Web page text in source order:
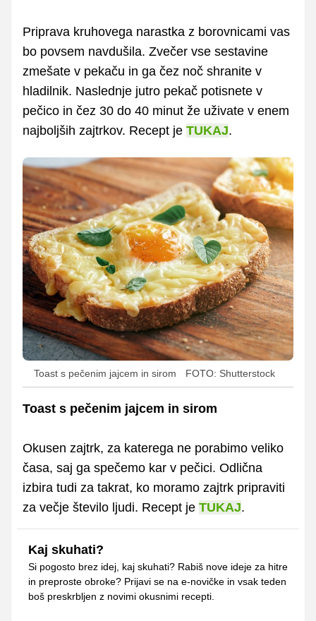
Priprava kruhovega narastka z borovnicami vas
bo povsem navdušila. Zvečer vse sestavine
zmešate v pekaču in ga čez noč shranite v
hladilnik. Naslednje jutro pekač potisnete v
pečico in čez 30 do 40 minut že uživate v enem
najboljših zajtrkov. Recept je TUKAJ.
Toast s pečenim jajcem in sirom FOTO: Shutterstock
Toast s pečenim jajcem in sirom
Okusen zajtrk, za katerega ne porabimo veliko
časa, saj ga spečemo kar v pečici. Odlična
izbira tudi za takrat, ko moramo zajtrk pripraviti
za večje število ljudi. Recept je TUKAJ.
Kaj skuhati?
Si pogosto brez idej, kaj skuhati? Rabiš nove ideje za hitre
in preproste obroke? Prijavi se na e-novičke in vsak teden
boš preskrbljen z novimi okusnimi recepti.